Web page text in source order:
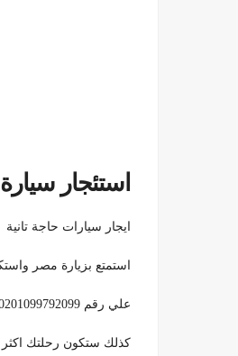
استئجار
ايجار سيارات حاجة تانية
استمتع بزيارة مصر
علي رقم 0201099792099.
كذلك ستكون رحلتك